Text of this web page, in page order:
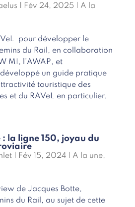
| Fév 24, 2025 | A la
pour développer le
du Rail, en collaboration
MI, l’AWAP, et
un guide pratique
touristique des
et du RAVeL en particulier.
la ligne 150, joyau du
| Fév 15, 2024| A la une,
de Jacques Botte,
du Rail, au sujet de cette